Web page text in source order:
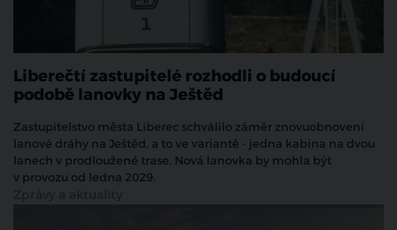
Liberečtí zastupitelé rozhodli o budoucí
podobě lanovky na Ještěd
Zastupitelstvo města Liberec schválilo záměr znovuobnovení
lanové dráhy na Ještěd, a to ve variantě - jedna kabina na dvou
lanech v prodloužené trase. Nová lanovka by mohla být
v provozu od ledna 2029.